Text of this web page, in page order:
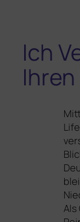
Ich
Als